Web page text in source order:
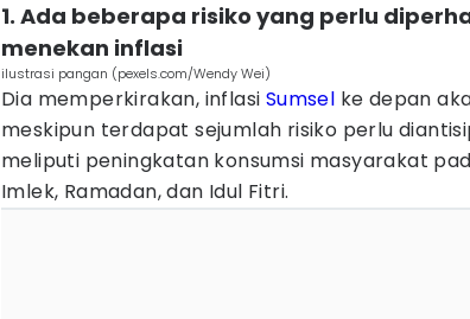
1. Ada beberapa risiko yang perlu
menekan inflasi
ilustrasi pangan (pexels.com/Wendy Wei)
Dia memperkirakan, inflasi Sumsel ke depan
meskipun terdapat sejumlah risiko perlu
meliputi peningkatan konsumsi masyarakat
Imlek, Ramadan, dan Idul Fitri.